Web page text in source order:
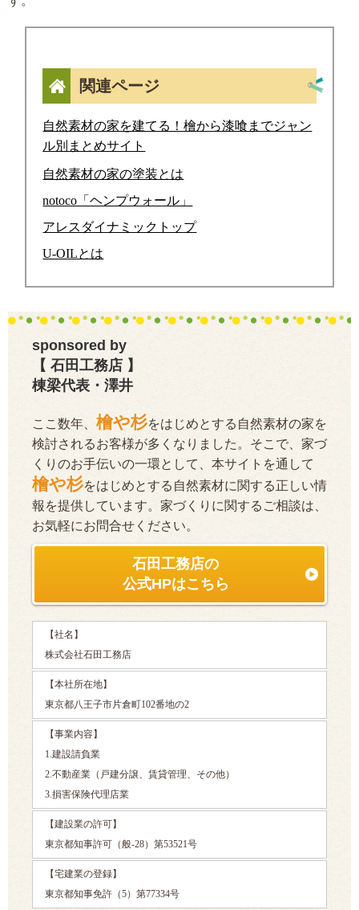
関連ページ
自然素材の家を建てる！檜から漆喰までジャン
ル別まとめサイト
自然素材の家の塗装とは
notoco「ヘンプウォール」
アレスダイナミックトップ
U-OILとは
sponsored by
【 石田工務店 】
棟梁代表・澤井
ここ数年、 檜や杉をはじめとする自然素材の家を
検討されるお客様が多くなりました。そこで、家づ
くりのお手伝いの一環として、本サイトを通して
檜や杉をはじめとする自然素材に関する正しい情
報を提供しています。家づくりに関するご相談は、
お気軽にお問合せください。
石田工務店の
公式HPはこちら
【社名】
株式会社石田工務店
【本社所在地】
東京都八王子市片倉町102番地の2
【事業内容】
1.建設請負業
2.不動産業（戸建分譲、賃貸管理、その他）
3.損害保険代理店業
【建設業の許可】
東京都知事許可（般-28）第53521号
【宅建業の登録】
東京都知事免許（5）第77334号